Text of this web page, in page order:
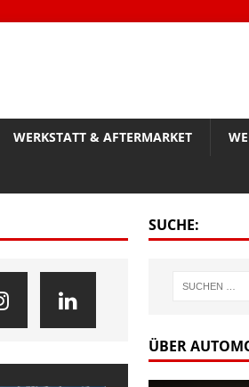
WERKSTATT & AFTERMARKET
SUCHE:
ÜBER